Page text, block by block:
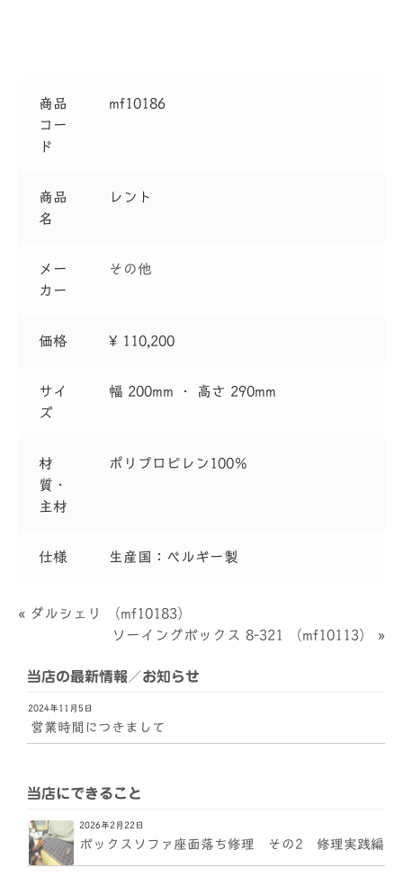
商品
コー
ド
mf10186
商品
名
レント
メー
カー
その他
価格 ¥ 110,200
サイ
ズ
幅 200mm ・ 高さ 290mm
材
質・
主材
ポリプロピレン100％
仕様 生産国：ベルギー製
« ダルシェリ （mf10183）
ソーイングボックス 8-321 （mf10113）
»
当店の最新情報／お知らせ
2024年11月5日
営業時間につきまして
当店にできること
2026年2月22日
ボックスソファ座面落ち修理 その2 修理実践編